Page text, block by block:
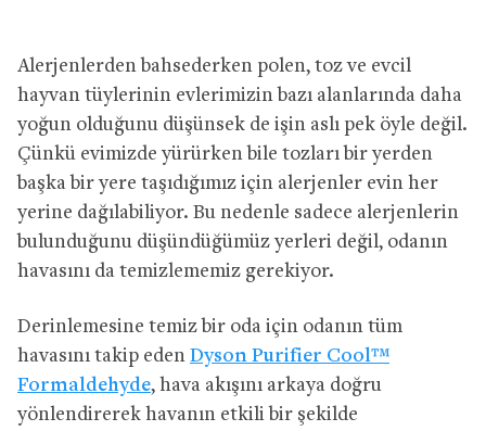
Alerjenlerden bahsederken polen, toz ve evcil
hayvan tüylerinin evlerimizin bazı alanlarında daha
yoğun olduğunu düşünsek de işin aslı pek öyle değil.
Çünkü evimizde yürürken bile tozları bir yerden
başka bir yere taşıdığımız için alerjenler evin her
yerine dağılabiliyor. Bu nedenle sadece alerjenlerin
bulunduğunu düşündüğümüz yerleri değil, odanın
havasını da temizlememiz gerekiyor.
Derinlemesine temiz bir oda için odanın tüm
havasını takip eden Dyson Purifier Cool™
Formaldehyde, hava akışını arkaya doğru
yönlendirerek havanın etkili bir şekilde